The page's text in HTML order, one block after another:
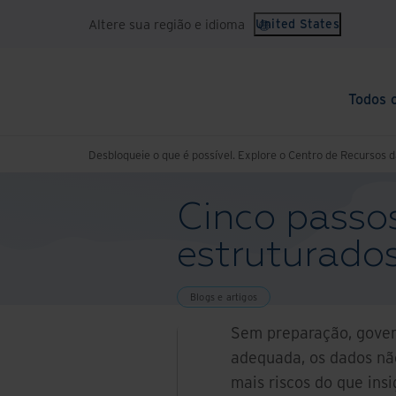
Altere sua região e idioma United States
Todos
Desbloqueie o que é possível. Explore o Centro de Recursos
Cinco
Blogs e artigos
Sem preparação,
adequada, os dados
mais riscos do que